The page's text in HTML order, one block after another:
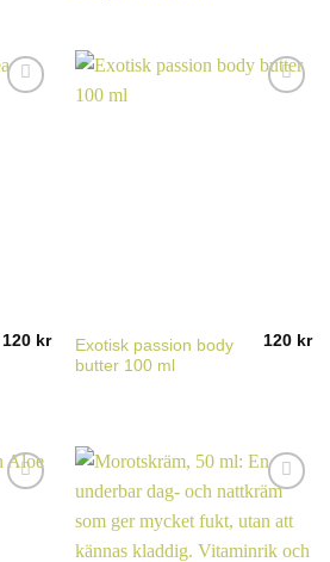
120 kr
Exotisk passion body
butter 100 ml
120 kr